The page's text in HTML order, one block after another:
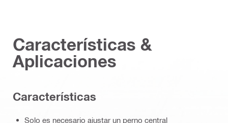
Características &
Aplicaciones
Características
Solo es necesario ajustar un perno central